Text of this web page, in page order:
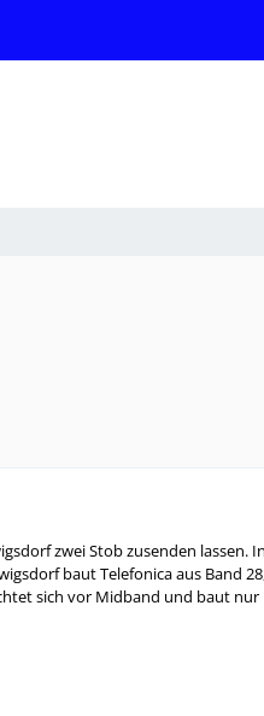
zwei Stob zusenden lassen.
baut Telefonica aus Band
sich vor Midband und baut